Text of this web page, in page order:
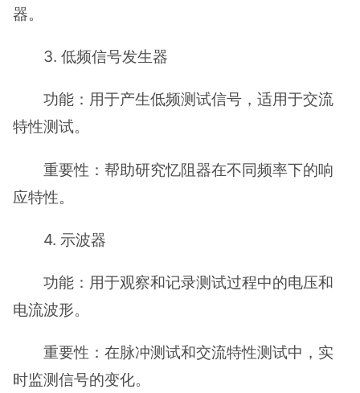
器。
3. 低频信号发生器
功能：用于产生低频测试信号，适用于交流
特性测试。
重要性：帮助研究忆阻器在不同频率下的响
应特性。
4. 示波器
功能：用于观察和记录测试过程中的电压和
电流波形。
重要性：在脉冲测试和交流特性测试中，实
时监测信号的变化。